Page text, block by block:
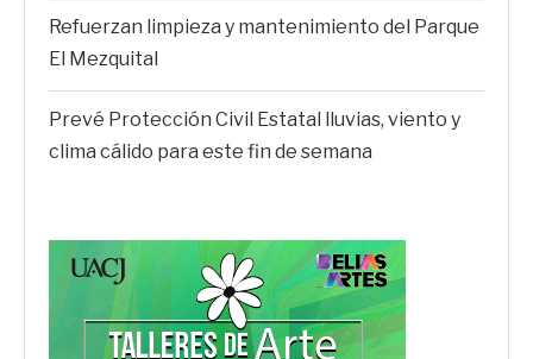
Refuerzan limpieza y mantenimiento del Parque
El Mezquital
Prevé Protección Civil Estatal lluvias, viento y
clima cálido para este fin de semana